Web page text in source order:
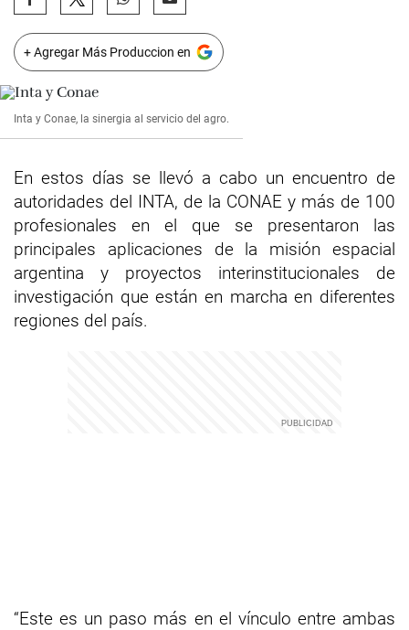
+ Agregar Más Produccion en
Inta y Conae, la sinergia al servicio del agro.
En estos días se llevó a cabo un encuentro de
autoridades del INTA, de la CONAE y más de 100
profesionales en el que se presentaron las
principales aplicaciones de la misión espacial
argentina y proyectos interinstitucionales de
investigación que están en marcha en diferentes
regiones del país.
“Este es un paso más en el vínculo entre ambas